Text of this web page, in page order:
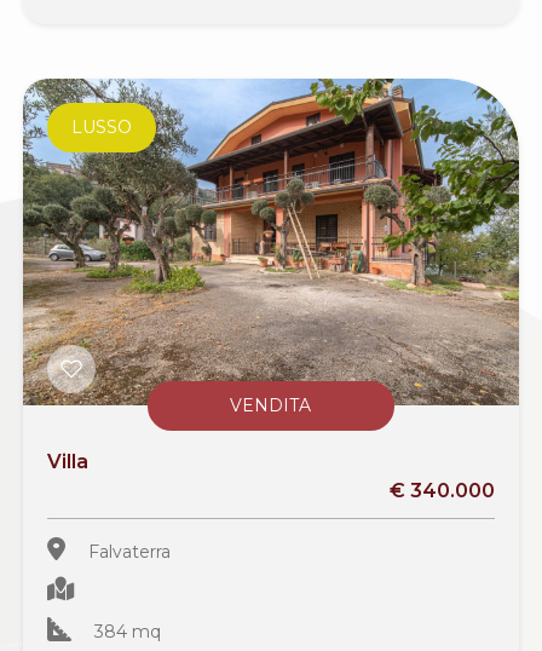
VENDITA
LUSSO
Villa
€ 340.000
Falvaterra
384 mq